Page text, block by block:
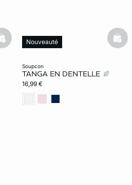
basketfull
soupcon
TANGA EN DENTELLE
16,99 €
Nouveauté